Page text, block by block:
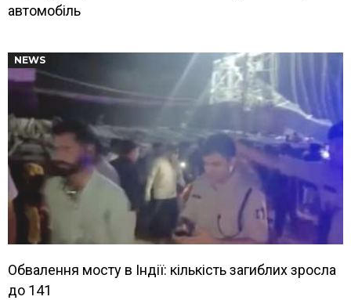
автомобіль
NEWS
Обвалення мосту в Індії: кількість загиблих зросла
до 141